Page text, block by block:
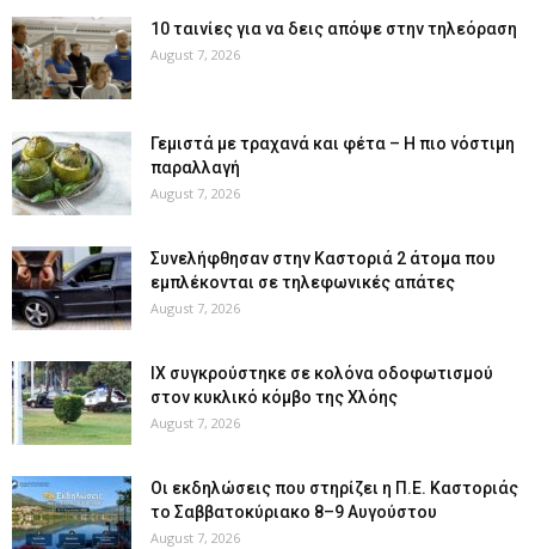
10 ταινίες για να δεις απόψε στην τηλεόραση
August 7, 2026
Γεμιστά με τραχανά και φέτα – Η πιο νόστιμη
παραλλαγή
August 7, 2026
Συνελήφθησαν στην Καστοριά 2 άτομα που
εμπλέκονται σε τηλεφωνικές απάτες
August 7, 2026
ΙΧ συγκρούστηκε σε κολόνα οδοφωτισμού
στον κυκλικό κόμβο της Χλόης
August 7, 2026
Οι εκδηλώσεις που στηρίζει η Π.Ε. Καστοριάς
το Σαββατοκύριακο 8–9 Αυγούστου
August 7, 2026